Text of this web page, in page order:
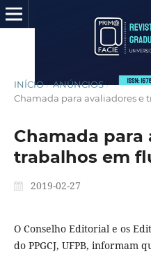
INÍCIO / ANÚNCIOS /
Chamada para avaliadores e
Chamada para
trabalhos em
2019-02-27
O Conselho Editorial e os
do PPGCJ, UFPB, informam